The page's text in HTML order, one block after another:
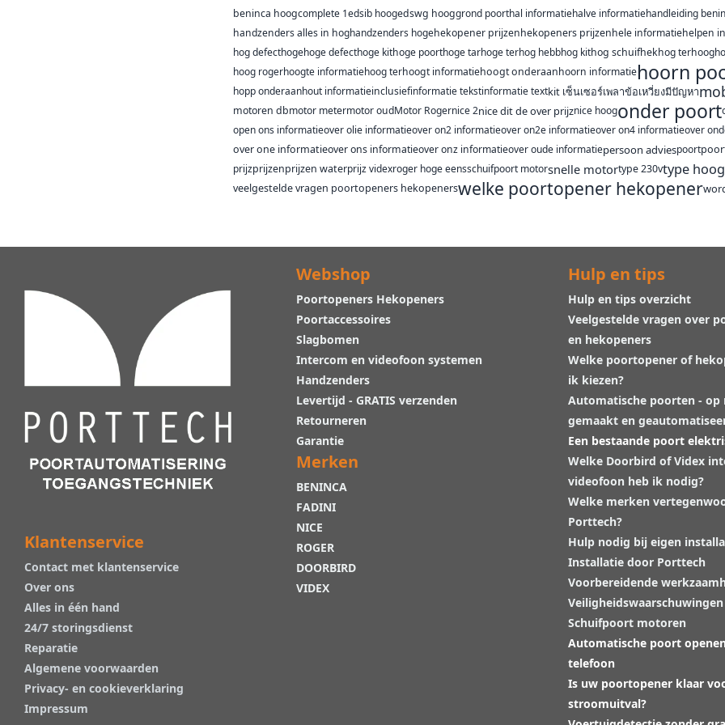
beninca hoogcomplete 1edsib hoogedswg hooggrond poorthal informatiehalve informatiehandleiding
handzenders alles in hoghandzenders hogehekopener prijzenhekopeners prijzenhele informatiehelpen
hog defecthogehoge defecthoge kithoge poorthoge tarhoge terhog hebbhog kithog schuifhekhog terhoog
hoog rogerhoogte informatiehoog terhoogt informatiehoogt onderaanhoorn informatiehoorn
hopp onderaanhout informatieinclusiefinformatie tekstinformatie textkit เซ็นเซอร์เพลาข้อเหวี่ยงมีปัญหา
motoren dbmotor metermotor oudMotor Rogernice 2nice dit de over prijznice hoogonder poort
open ons informatieover olie informatieover on2 informatieover on2e informatieover on4 informatieover
over one informatieover ons informatieover onz informatieover oude informatiepersoon adviespoort
prijzprijzenprijzen waterprijz videxroger hoge eensschuifpoort motorsnelle motortype 230vtype hoog
veelgestelde vragen poortopeners hekopenerswelke poortopener hekopener
Klantenservice
Contact met klantenservice
Over ons
Alles in één hand
24/7 storingsdienst
Reparatie
Algemene voorwaarden
Privacy- en cookieverklaring
Impressum
Webshop
Poortopeners Hekopeners
Poortaccessoires
Slagbomen
Intercom en videofoon systemen
Handzenders
Levertijd - GRATIS verzenden
Retourneren
Garantie
Merken
BENINCA
FADINI
NICE
ROGER
DOORBIRD
VIDEX
Hulp en tips
Hulp en tips overzicht
Veelgestelde vragen over
en hekopeners
Welke poortopener of
ik kiezen?
Automatische poorten - op
gemaakt en
Een bestaande poort
Welke Doorbird of Videx
videofoon heb ik nodig?
Welke merken
Porttech?
Hulp nodig bij eigen
Installatie door Porttech
Voorbereidende
Veiligheidswaarschuwingen
Schuifpoort motoren
Automatische poort
telefoon
Is uw poortopener klaar
stroomuitval?